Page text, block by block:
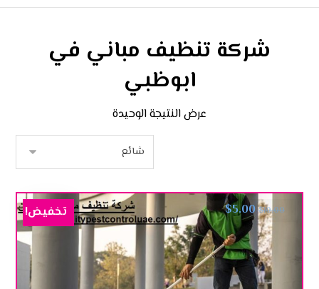
شركة تنظيف مباني في
ابوظبي
عرض النتيجة الوحيدة
$10.00
$5.00 تخفيض!